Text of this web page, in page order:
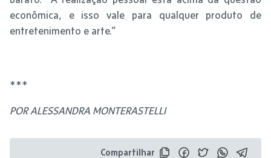
econômica, e isso vale para qualquer produto de
entretenimento e arte.”
***
POR ALESSANDRA MONTERASTELLI
Compartilhar